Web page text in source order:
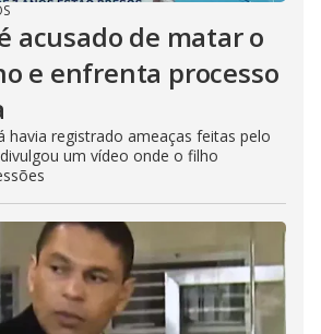
acusado de matar o
e enfrenta processo
havia registrado ameaças feitas pelo
um vídeo onde o filho